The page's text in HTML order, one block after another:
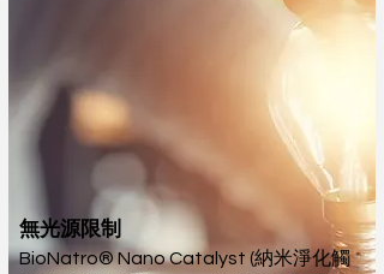
無光源限制
BioNatro® Nano Catalyst (納米淨化觸